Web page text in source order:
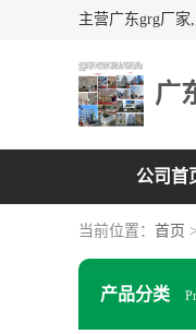
广
公司首
当前位置： 首页 >
产品分类